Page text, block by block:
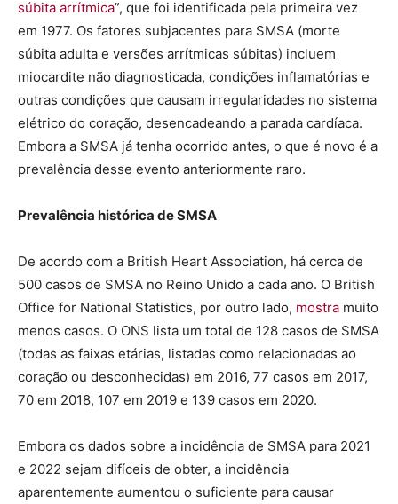
súbita arrítmica”, que foi identificada pela primeira vez
em 1977. Os fatores subjacentes para SMSA (morte
súbita adulta e versões arrítmicas súbitas) incluem
miocardite não diagnosticada, condições inflamatórias e
outras condições que causam irregularidades no sistema
elétrico do coração, desencadeando a parada cardíaca.
Embora a SMSA já tenha ocorrido antes, o que é novo é a
prevalência desse evento anteriormente raro.
Prevalência histórica de SMSA
De acordo com a British Heart Association, há cerca de
500 casos de SMSA no Reino Unido a cada ano. O British
Office for National Statistics, por outro lado, mostra muito
menos casos. O ONS lista um total de 128 casos de SMSA
(todas as faixas etárias, listadas como relacionadas ao
coração ou desconhecidas) em 2016, 77 casos em 2017,
70 em 2018, 107 em 2019 e 139 casos em 2020.
Embora os dados sobre a incidência de SMSA para 2021
e 2022 sejam difíceis de obter, a incidência
aparentemente aumentou o suficiente para causar